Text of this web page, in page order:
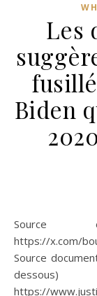
Les
Biden
Source extrait sur X :
https://x.com/
Source
https://